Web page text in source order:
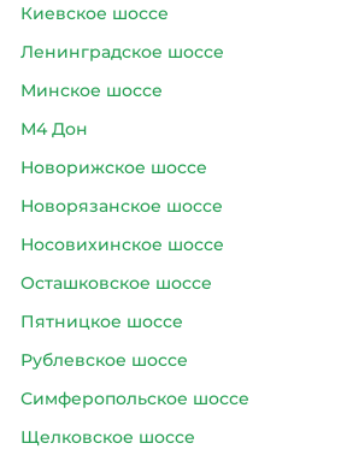
Киевское шоссе
Ленинградское шоссе
Минское шоссе
М4 Дон
Новорижское шоссе
Новорязанское шоссе
Носовихинское шоссе
Осташковское шоссе
Пятницкое шоссе
Рублевское шоссе
Симферопольское шоссе
Щелковское шоссе